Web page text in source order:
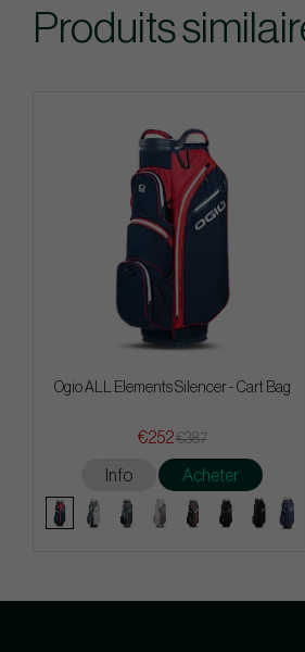
Produits
Ogio ALL Elements Silencer - Cart Bag
€252€387
Info Acheter